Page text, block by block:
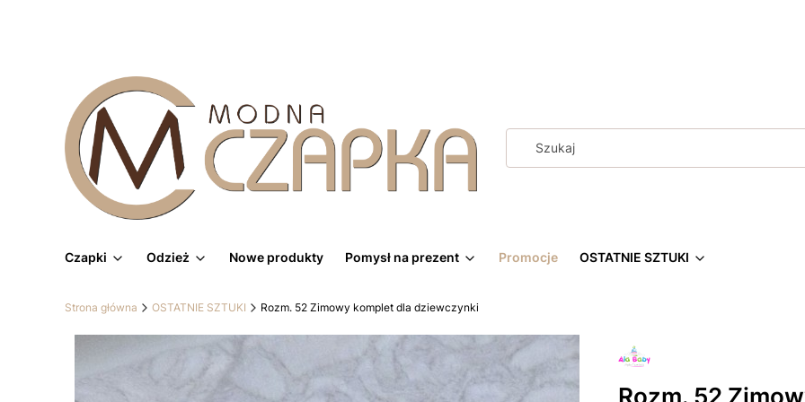
Czapki Odzież Nowe produkty Pomysł na prezent Promocje OSTATNIE SZTUKI
Strona główna OSTATNIE SZTUKI Rozm. 52 Zimowy komplet dla dziewczynki
Rozm. 52